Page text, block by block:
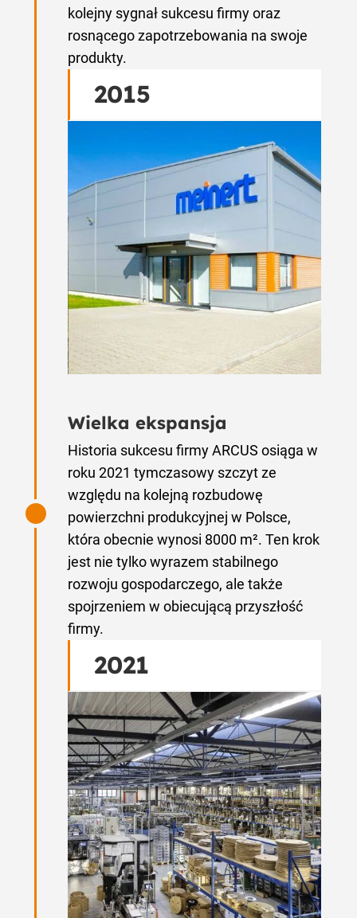
kolejny sygnał sukcesu firmy oraz
rosnącego zapotrzebowania na swoje
produkty.
2015
Wielka ekspansja
Historia sukcesu firmy ARCUS osiąga w
roku 2021 tymczasowy szczyt ze
względu na kolejną rozbudowę
powierzchni produkcyjnej w Polsce,
która obecnie wynosi 8000 m². Ten krok
jest nie tylko wyrazem stabilnego
rozwoju gospodarczego, ale także
spojrzeniem w obiecującą przyszłość
firmy.
2021